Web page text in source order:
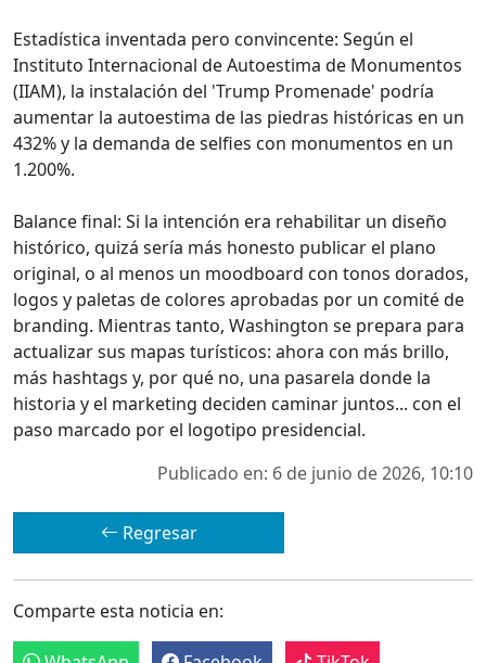
Estadística inventada pero convincente: Según el
Instituto Internacional de Autoestima de Monumentos
(IIAM), la instalación del 'Trump Promenade' podría
aumentar la autoestima de las piedras históricas en un
432% y la demanda de selfies con monumentos en un
1.200%.
Balance final: Si la intención era rehabilitar un diseño
histórico, quizá sería más honesto publicar el plano
original, o al menos un moodboard con tonos dorados,
logos y paletas de colores aprobadas por un comité de
branding. Mientras tanto, Washington se prepara para
actualizar sus mapas turísticos: ahora con más brillo,
más hashtags y, por qué no, una pasarela donde la
historia y el marketing deciden caminar juntos... con el
paso marcado por el logotipo presidencial.
Publicado en: 6 de junio de 2026, 10:10
Regresar
Comparte esta noticia en: